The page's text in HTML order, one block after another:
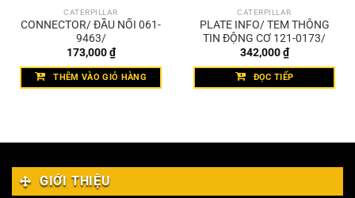
CATERPILLAR
CONNECTOR/ ĐẦU NỐI 061-
9463/
173,000₫
THÊM VÀO GIỎ HÀNG
CATERPILLAR
PLATE INFO/ TEM THÔNG
TIN ĐỘNG CƠ 121-0173/
342,000₫
ĐỌC TIẾP
GIỚI THIỆU